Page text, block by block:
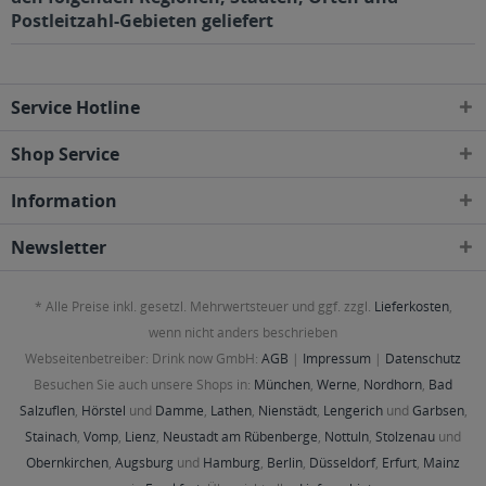
Postleitzahl-Gebieten geliefert
Service Hotline
Shop Service
Information
Newsletter
* Alle Preise inkl. gesetzl. Mehrwertsteuer und ggf. zzgl. Lieferkosten,
wenn nicht anders beschrieben
Webseitenbetreiber: Drink now GmbH: AGB | Impressum | Datenschutz
Besuchen Sie auch unsere Shops in: München, Werne, Nordhorn, Bad
Salzuflen, Hörstel und Damme, Lathen, Nienstädt, Lengerichund Garbsen,
Stainach, Vomp, Lienz, Neustadt am Rübenberge, Nottuln, Stolzenau und
Obernkirchen, Augsburg und Hamburg, Berlin, Düsseldorf, Erfurt, Mainz